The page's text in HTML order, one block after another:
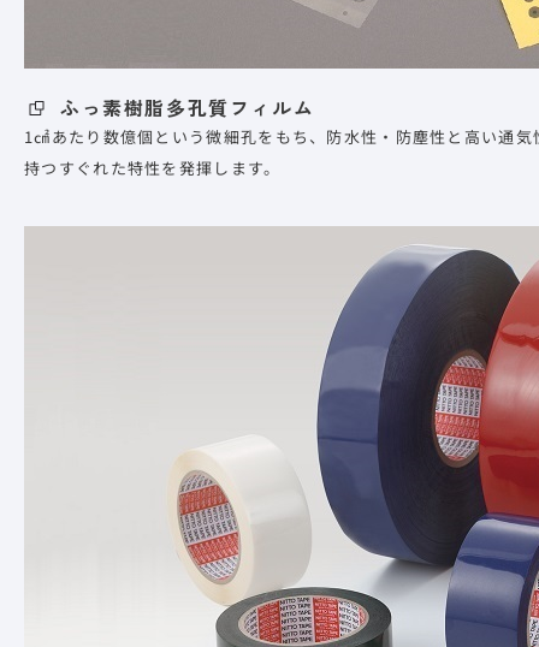
ふっ素樹脂多孔質フィルム
1㎠あたり数億個という微細孔をもち、防水性・防塵性と高い通
持つすぐれた特性を発揮します。